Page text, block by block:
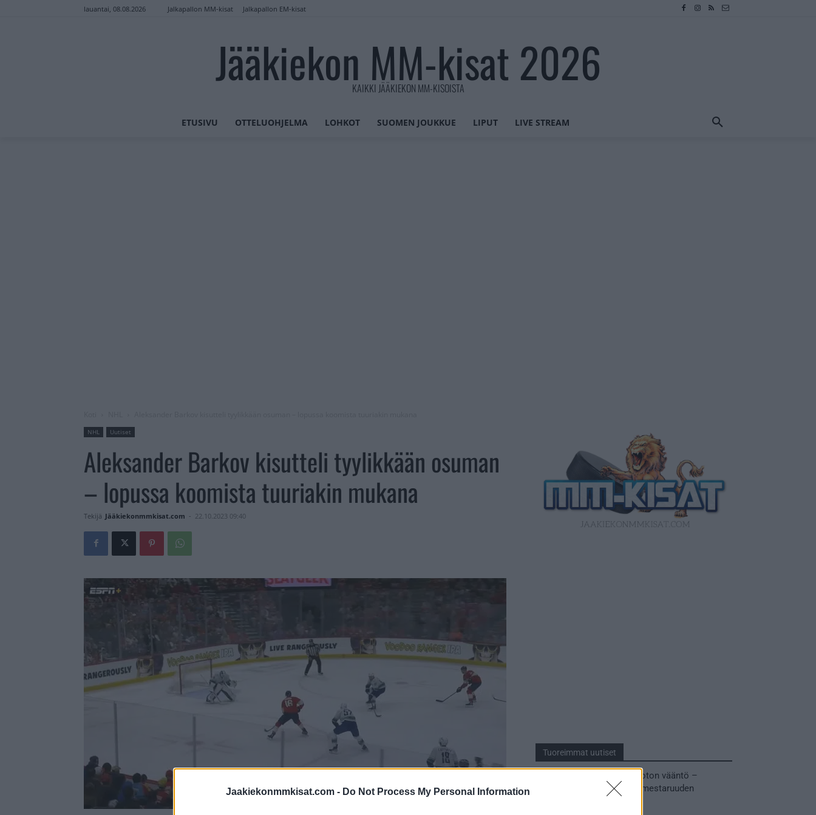
Jaakiekonmmkisat.com - Do Not Process My Personal Information
lauantai, 08.08.2026 Jalkapallon MM-kisat Jalkapallon EM-kisat
Jääkiekon MM-kisat 2026
KAIKKI JÄÄKIEKON MM-KISOISTA
ETUSIVU OTTELUOHJELMA LOHKOT SUOMEN JOUKKUE LIPUT LIVE STREAM
NHL Uutiset
Aleksander Barkov kisutteli tyylikkään osuman
– lopussa koomista tuuriakin mukana
Tekijä Jääkiekonmmkisat.com - 22.10.2023 09:40
Tuoreimmat uutiset
MM-kullasta käytiin armoton vääntö –
Leijonat voitti maailmanmestaruuden